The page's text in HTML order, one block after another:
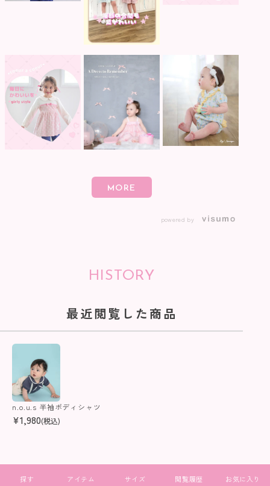
powered by
HISTORY
最近閲覧した商品
n.o.u.s 半袖ボディシャツ
¥1,980(税込)